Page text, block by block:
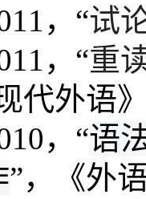
，“试
，“重
代外语
，“语
”，《外